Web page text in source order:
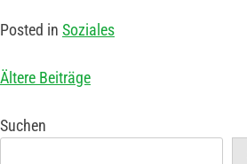
Posted in Soziales
Ältere Beiträge
Suchen